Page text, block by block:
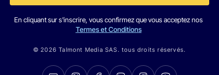
En cliquant sur s'inscrire, vous confirmez que vous acceptez nos
Termes et Conditions
© 2026 Talmont Media SAS. tous droits réservés.